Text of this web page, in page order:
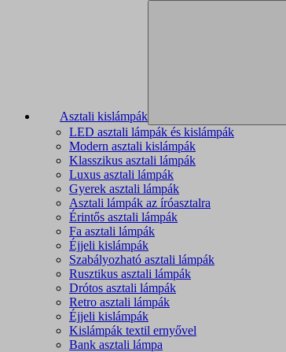
Asztali kislámpák
LED asztali lámpák és kislámpák
Modern asztali kislámpák
Klasszikus asztali lámpák
Luxus asztali lámpák
Gyerek asztali lámpák
Asztali lámpák az íróasztalra
Érintős asztali lámpák
Fa asztali lámpák
Éjjeli kislámpák
Szabályozható asztali lámpák
Rusztikus asztali lámpák
Drótos asztali lámpák
Retro asztali lámpák
Éjjeli kislámpák
Kislámpák textil ernyővel
Bank asztali lámpa